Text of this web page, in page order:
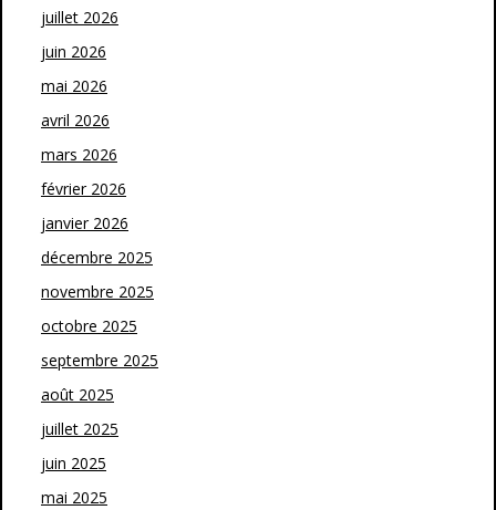
juillet 2026
juin 2026
mai 2026
avril 2026
mars 2026
février 2026
janvier 2026
décembre 2025
novembre 2025
octobre 2025
septembre 2025
août 2025
juillet 2025
juin 2025
mai 2025